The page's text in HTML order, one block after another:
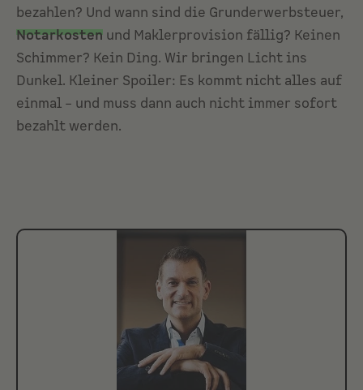
bezahlen? Und wann sind die Grunderwerbsteuer,
Notarkosten und Maklerprovision fällig? Keinen
Schimmer? Kein Ding. Wir bringen Licht ins
Dunkel. Kleiner Spoiler: Es kommt nicht alles auf
einmal – und muss dann auch nicht immer sofort
bezahlt werden.